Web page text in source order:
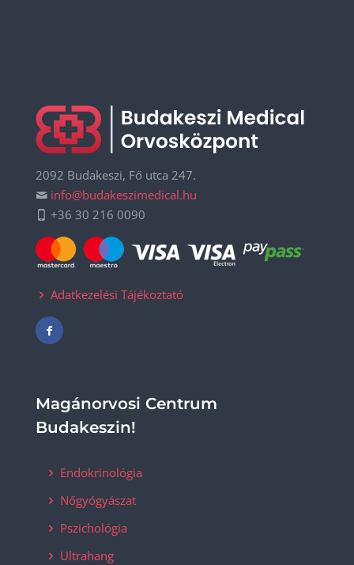
2092 Budakeszi, Fő utca 247.
info@budakeszimedical.hu
+36 30 216 0090
Adatkezelési Tájékoztató
Magánorvosi Centrum
Budakeszin!
Endokrinológia
Nőgyógyászat
Pszichológia
Ultrahang